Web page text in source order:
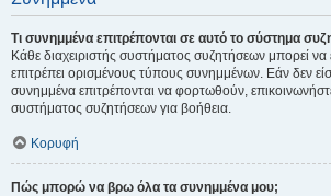
Τι συνημμένα επιτρέπονται σε αυτό το σύστημα
Κάθε διαχειριστής συστήματος συζητήσεων μπορεί να
επιτρέπει ορισμένους τύπους συνημμένων. Εάν δεν
συνημμένα επιτρέπονται να φορτωθούν,
συστήματος συζητήσεων για βοήθεια.
Κορυφή
Πώς μπορώ να βρω όλα τα συνημμένα μου;